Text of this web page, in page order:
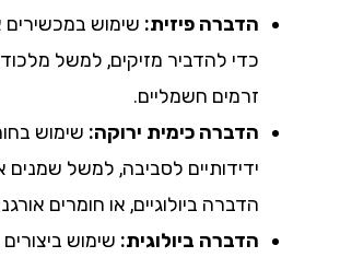
הדברה פיזית: שימוש במכשירים
כדי להדביר מזיקים, למשל
זרמים חשמליים.
הדברה כימית ירוקה: שימוש
ידידותיים לסביבה, למשל שמנים
הדברה ביולוגיים, או חומרים
הדברה ביולוגית: שימוש ביצורים